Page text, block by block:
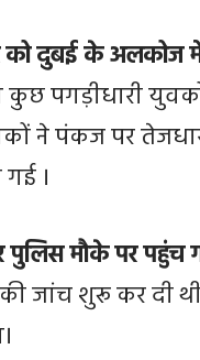
को दुबई के अलकोज
कुछ पगड़ीधारी
ने पंकज पर
।
मौके पर पहुंच
जांच शुरू कर दी